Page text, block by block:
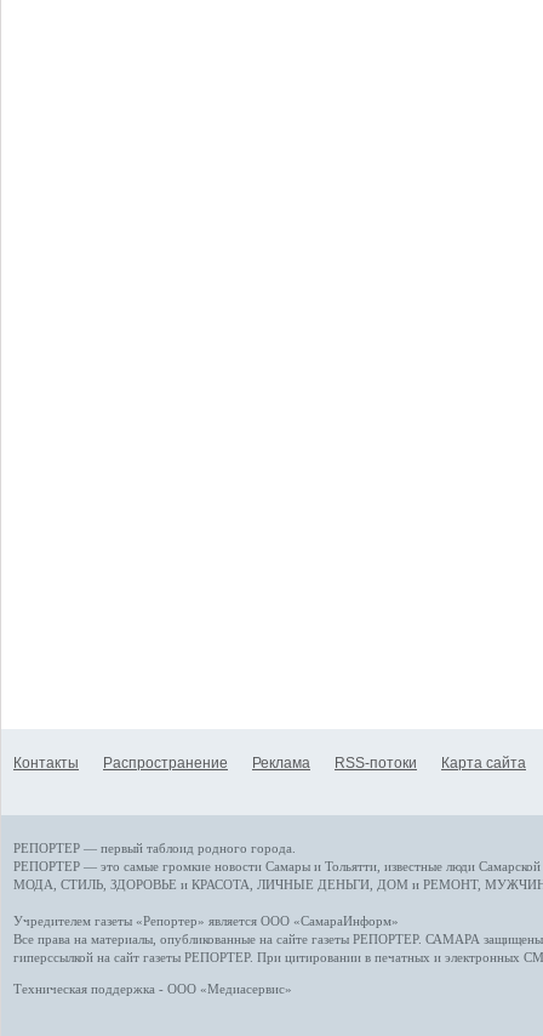
Контакты Распространение Реклама RSS-потоки Карта сайта
РЕПОРТЕР — первый таблоид родного города.
РЕПОРТЕР — это самые громкие новости Самары и Тольятти, известные люди
МОДА, СТИЛЬ ЗДОРОВЬЕ и КРАСОТА ЛИЧНЫЕ ДЕНЬГИ ДОМ и РЕМОНТ,
Учредителем газеты «Репортер» является ООО «СамараИнформ»
Все права на материалы, опубликованные на сайте газеты РЕПОРТЕР. САМАРА защищены.
гиперссылкой на сайт газеты РЕПОРТЕР. При цитировании в печатных и электронных
Техническая поддержка - ООО «Медиасервис»